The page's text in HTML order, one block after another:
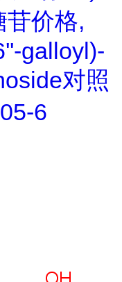
苷价格,
galloyl)-
对照
6